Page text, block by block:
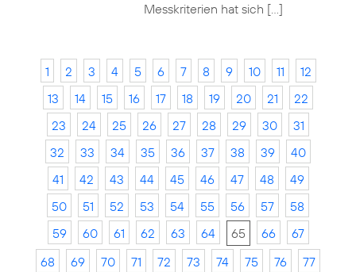
Messkriterien hat sich […]
1 2 3 4 5 6 7 8 9 10 11
12
13
14 15 16 17 18 19 20 21
22
23
24 25 26 27 28 29 30
31
32
33 34 35 36 37 38 39
40
41
42 43 44 45 46 47 48
49
50
51 52 53 54 55 56 57
58
59
60 61 62 63 64 65 66
67
68
69 70 71 72 73 74 75 76
77